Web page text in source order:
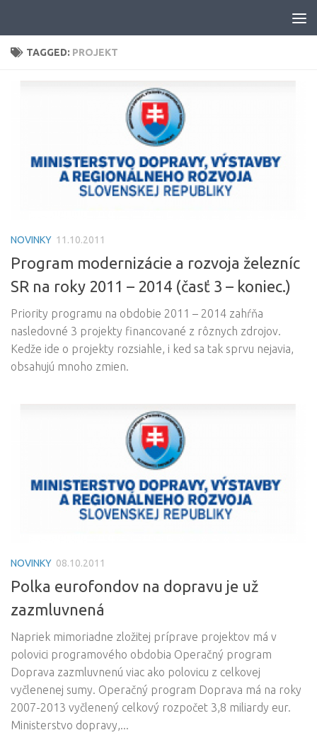
TAGGED: PROJEKT
NOVINKY 11.10.2011
Program modernizácie a rozvoja železníc
SR na roky 2011 – 2014 (časť 3 – koniec.)
Priority programu na obdobie 2011 – 2014 zahŕňa
nasledovné 3 projekty financované z rôznych zdrojov.
Kedže ide o projekty rozsiahle, i ked sa tak sprvu nejavia,
obsahujú mnoho zmien.
NOVINKY 08.10.2011
Polka eurofondov na dopravu je už
zazmluvnená
Napriek mimoriadne zložitej príprave projektov má v
polovici programového obdobia Operačný program
Doprava zazmluvnenú viac ako polovicu z celkovej
vyčlenenej sumy. Operačný program Doprava má na roky
2007-2013 vyčlenený celkový rozpočet 3,8 miliardy eur.
Ministerstvo dopravy,...